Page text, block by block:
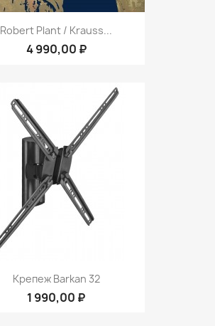
Robert Plant / Krauss...
4 990,00 ₽
Крепеж Barkan 32
1 990,00 ₽